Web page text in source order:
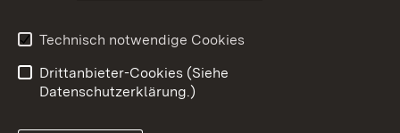
Benutzungshinweise
Erklärung zur
Technisch notwendige Cookies
Drittanbieter-Cookies (Siehe
Datenschutzerklärung.)